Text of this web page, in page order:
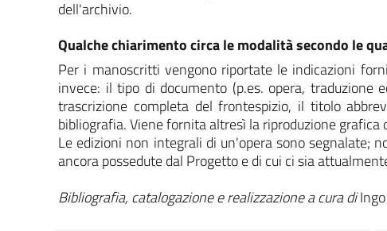
dell'archivio.
Qualche chiarimento circa le modalità secondo le
Per i manoscritti vengono riportate le indicazioni
invece: il tipo di documento (p.es. opera, traduzione
trascrizione completa del frontespizio, il titolo
bibliografia. Viene fornita altresì la riproduzione
Le edizioni non integrali di un'opera sono segnalate;
ancora possedute dal Progetto e di cui ci sia
Bibliografia, catalogazione e realizzazione a cura di